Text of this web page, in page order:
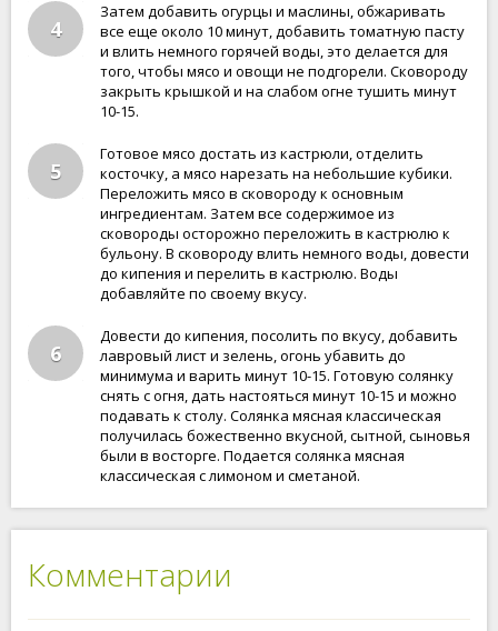
4
Затем добавить огурцы и маслины, обжаривать
все еще около 10 минут, добавить томатную пасту
и влить немного горячей воды, это делается для
того, чтобы мясо и овощи не подгорели. Сковороду
закрыть крышкой и на слабом огне тушить минут
10-15.
5
Готовое мясо достать из кастрюли, отделить
косточку, а мясо нарезать на небольшие кубики.
Переложить мясо в сковороду к основным
ингредиентам. Затем все содержимое из
сковороды осторожно переложить в кастрюлю к
бульону. В сковороду влить немного воды, довести
до кипения и перелить в кастрюлю. Воды
добавляйте по своему вкусу.
6
Довести до кипения, посолить по вкусу, добавить
лавровый лист и зелень, огонь убавить до
минимума и варить минут 10-15. Готовую солянку
снять с огня, дать настояться минут 10-15 и можно
подавать к столу. Солянка мясная классическая
получилась божественно вкусной, сытной, сыновья
были в восторге. Подается солянка мясная
классическая с лимоном и сметаной.
Комментарии